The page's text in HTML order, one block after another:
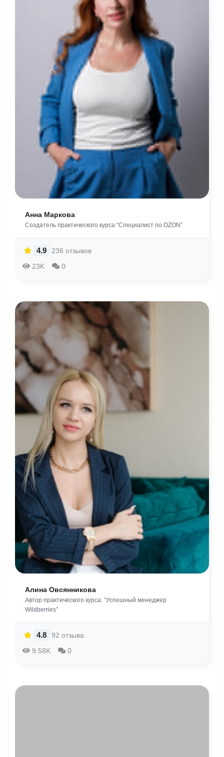
Анна Маркова
Создатель практического курса “Специалист по OZON”
23K 0
4.9 236 отзывов
Алина Овсянникова
Автор практического курса: “Успешный менеджер
Wildberries”
9.58K 0
4.8 92 отзыва